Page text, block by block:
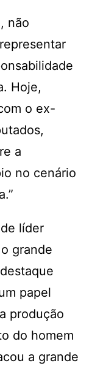
não
Hoje,
o ex-
a
no cenário
líder
grande
papel
produção
do homem
a grande